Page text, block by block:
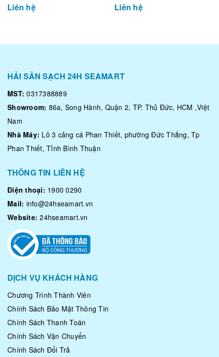
Liên hệ Liên hệ
HẢI SẢN SẠCH 24H SEAMART
MST: 0317388889
Showroom: 86a, Song Hành, Quận 2, TP. Thủ Đức, HCM ,Việt
Nam
Nhà Máy: Lô 3 cảng cá Phan Thiết, phường Đức Thắng, Tp
Phan Thiết, Tỉnh Bình Thuận
THÔNG TIN LIÊN HỆ
Điện thoại: 1900 0290
Mail: info@24hseamart.vn
Website: 24hseamart.vn
DỊCH VỤ KHÁCH HÀNG
Chương Trình Thành Viên
Chính Sách Bảo Mật Thông Tin
Chính Sách Thanh Toán
Chính Sách Vận Chuyển
Chính Sách Đổi Trả